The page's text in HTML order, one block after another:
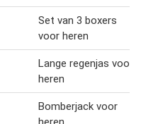
Set van 3 boxers
voor heren
Lange regenjas voor
heren
Bomberjack voor